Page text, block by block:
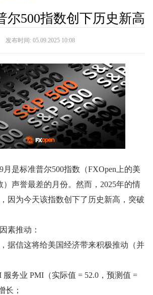
尔500指数创下历史新高
发布时间: 05.09.2025 10:08
月是标准普尔500指数（FXOpen上的美
）声誉最差的月份。然而，2025年的情
因为今天该指数创下了历史新高，突破
素推动：
据信这将给美国经济带来积极推动（并
务业 PMI（实际值 = 52.0，预测值 =
长；